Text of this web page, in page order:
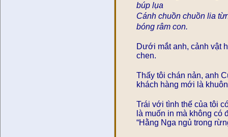
búp lụa
Cánh chuồn chuồn lia
bóng râm con.
Dưới mắt anh, cảnh vật
chen.
Thấy tôi chán nản, anh
khách hàng mới là
Trái với tình thế của tôi
là muốn in mà không có
“Hằng Nga ngủ trong